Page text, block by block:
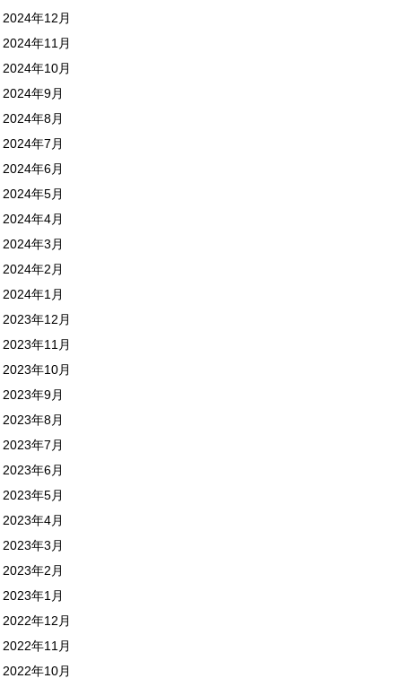
2024年12月
2024年11月
2024年10月
2024年9月
2024年8月
2024年7月
2024年6月
2024年5月
2024年4月
2024年3月
2024年2月
2024年1月
2023年12月
2023年11月
2023年10月
2023年9月
2023年8月
2023年7月
2023年6月
2023年5月
2023年4月
2023年3月
2023年2月
2023年1月
2022年12月
2022年11月
2022年10月